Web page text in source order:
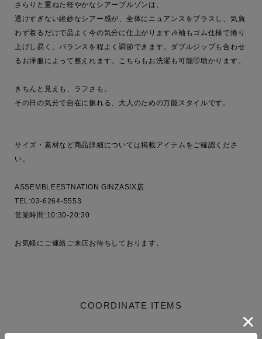
さらりと重ねた軽やかなシアーブルゾンは、
透けすぎない絶妙なシアー感が、全体にニュアンスをプラスし、気負
わず着るだけで品よく今の気分に仕上がります🎶袖もゴム仕様で捲り
上げし易く、バランスを程よく調節できます。ダブルジップも合わせ
るお洋服によって整えれます。こちらもお洗濯も可能🉑助かります。
きちんと見えも、ラフさも。
その日の気分で自在に振れる、大人のための万能スタイルです。
サイズ・素材など商品詳細については掲載アイテムをご確認くださ
い。
ASSEMBLEESTNATION GINZASIX店
TEL:03-6264-5553
営業時間:10:30-20:30
お気軽にご連絡ご来店お待ちしております。
COORDINATE ITEMS